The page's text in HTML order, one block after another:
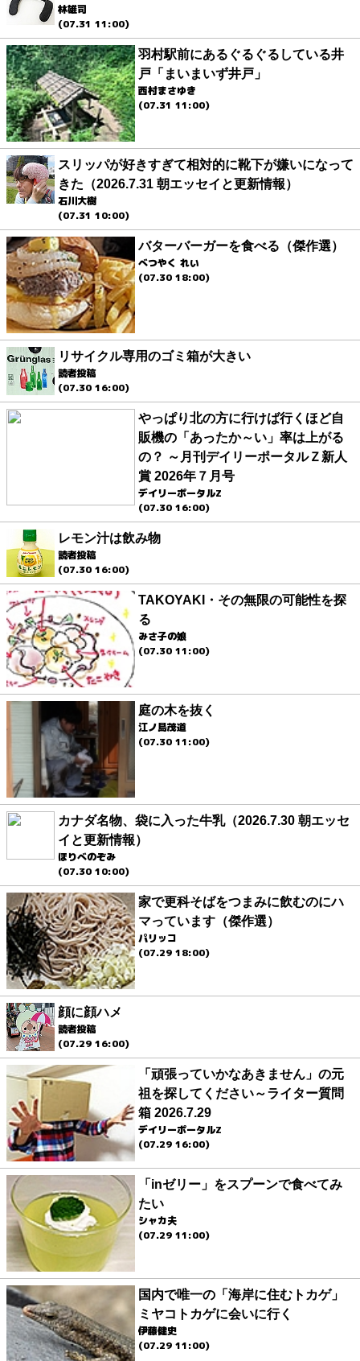
林雄司
(07.31 11:00)
羽村駅前にあるぐるぐるしている井
戸「まいまいず井戸」
西村まさゆき
(07.31 11:00)
スリッパが好きすぎて相対的に靴下が嫌いになって
きた（2026.7.31 朝エッセイと更新情報）
石川大樹
(07.31 10:00)
バターバーガーを食べる（傑作選）
べつやく れい
(07.30 18:00)
リサイクル専用のゴミ箱が大きい
読者投稿
(07.30 16:00)
やっぱり北の方に行けば行くほど自
販機の「あったか～い」率は上がる
の？ ～月刊デイリーポータルＺ新人
賞 2026年７月号
デイリーポータルZ
(07.30 16:00)
レモン汁は飲み物
読者投稿
(07.30 16:00)
TAKOYAKI・その無限の可能性を探
る
みさ子の娘
(07.30 11:00)
庭の木を抜く
江ノ島茂道
(07.30 11:00)
カナダ名物、袋に入った牛乳（2026.7.30 朝エッセ
イと更新情報）
ほりべのぞみ
(07.30 10:00)
家で更科そばをつまみに飲むのにハ
マっています（傑作選）
パリッコ
(07.29 18:00)
顔に顔ハメ
読者投稿
(07.29 16:00)
「頑張っていかなあきません」の元
祖を探してください～ライター質問
箱 2026.7.29
デイリーポータルZ
(07.29 16:00)
「inゼリー」をスプーンで食べてみ
たい
シャカ夫
(07.29 11:00)
国内で唯一の「海岸に住むトカゲ」
ミヤコトカゲに会いに行く
伊藤健史
(07.29 11:00)